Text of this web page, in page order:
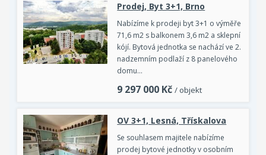
Prodej, Byt 3+1, Brno
Nabízíme k prodeji byt 3+1 o výměře
71,6 m2 s balkonem 3,6 m2 a sklepní
kójí. Bytová jednotka se nachází ve 2.
nadzemním podlaží z 8 panelového
domu…
9 297 000 Kč / objekt
OV 3+1, Lesná, Třískalova
Se souhlasem majitele nabízíme
prodej bytové jednotky v osobním